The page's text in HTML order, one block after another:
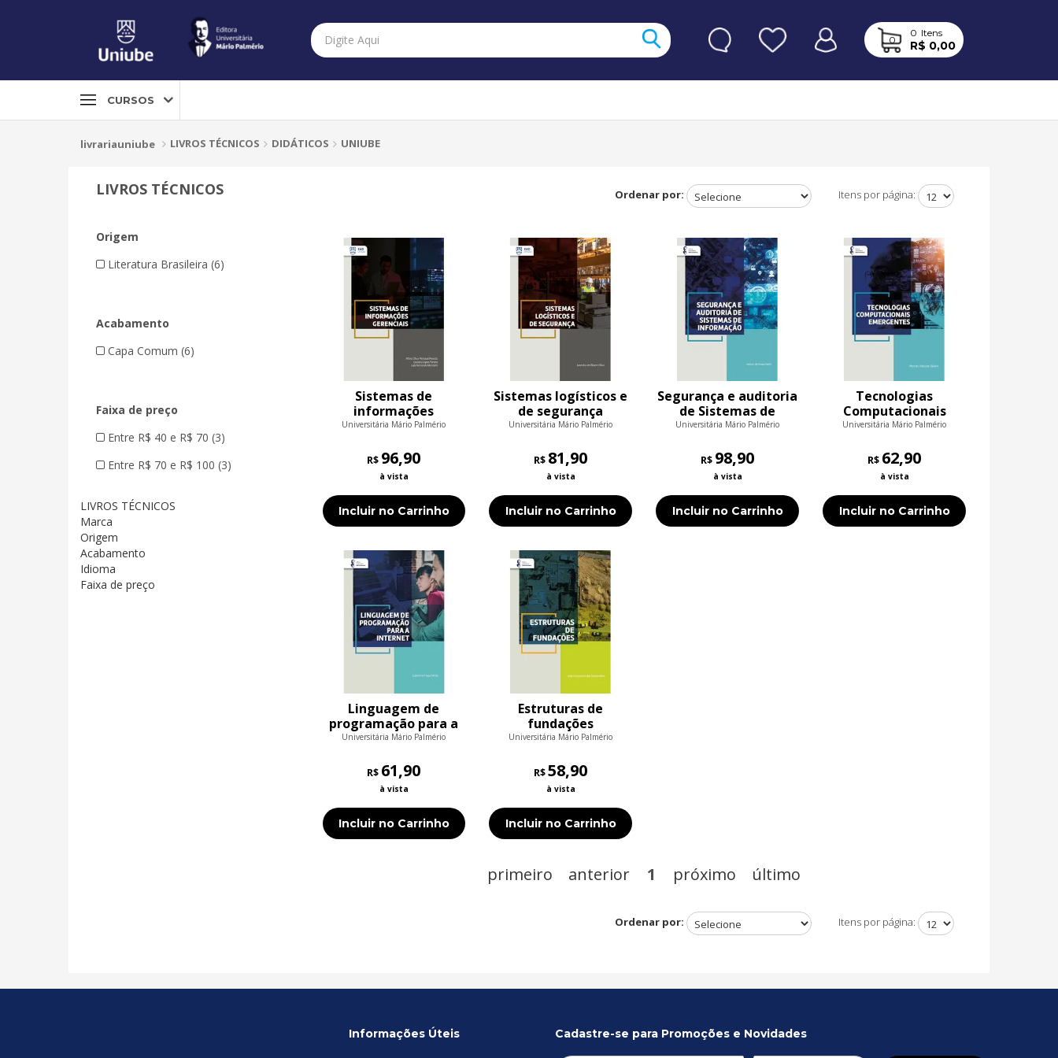
0
0 Itens
R$ 0,00
CURSOS
livrariauniube LIVROS TÉCNICOS DIDÁTICOS UNIUBE
LIVROS TÉCNICOS
Origem
Literatura Brasileira (6)
Acabamento
Capa Comum (6)
Faixa de preço
Entre R$ 40 e R$ 70 (3)
Entre R$ 70 e R$ 100 (3)
LIVROS TÉCNICOS
Marca
Origem
Acabamento
Idioma
Faixa de preço
Ordenar por: Itens por página:
Sistemas de
informações
gerenciais
Universitária Mário Palmério
R$ 96,90
à vista
Incluir no Carrinho
Sistemas logísticos e
de segurança
Universitária Mário Palmério
R$ 81,90
à vista
Incluir no Carrinho
Segurança e auditoria
de Sistemas de
Informação
Universitária Mário Palmério
R$ 98,90
à vista
Incluir no Carrinho
Tecnologias
Computacionais
Emergentes
Universitária Mário Palmério
R$ 62,90
à vista
Incluir no Carrinho
Linguagem de
programação para a
internet
Universitária Mário Palmério
R$ 61,90
à vista
Incluir no Carrinho
Estruturas de
fundações
Universitária Mário Palmério
R$58,90
à vista
Incluir no Carrinho
primeiro anterior 1 próximo último
Ordenar por: Itens por página:
Informações Úteis Cadastre-se para Promoções e Novidades